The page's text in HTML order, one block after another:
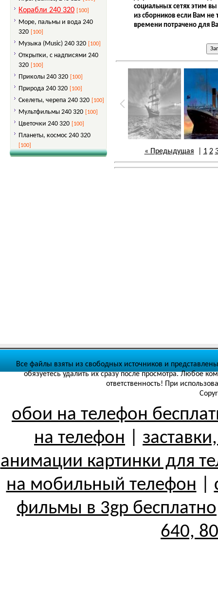
Корабли 240 320 [100]
Море, пальмы и вода 240
320
[100]
Музыка (Music) 240 320 [100]
Открытки, с надписями 240
320
[100]
Приколы 240 320 [100]
Природа 240 320 [100]
Скелеты, черепа 240 320 [100]
Мультфильмы 240 320 [100]
Цветочки 240 320 [100]
Планеты, космос 240 320
[100]
социальных сетях этим
из сборников если Вам не
времени потрачено для
« Предыдущая 1 2
Все файлы взяты из свободных источников и
обязуетесь удалить их сразу после просмотра. Любое
ответственность! При
обои на телефон
на телефон
анимации картинки для
на мобильный телефон
фильмы в 3gp бесплатно
640,